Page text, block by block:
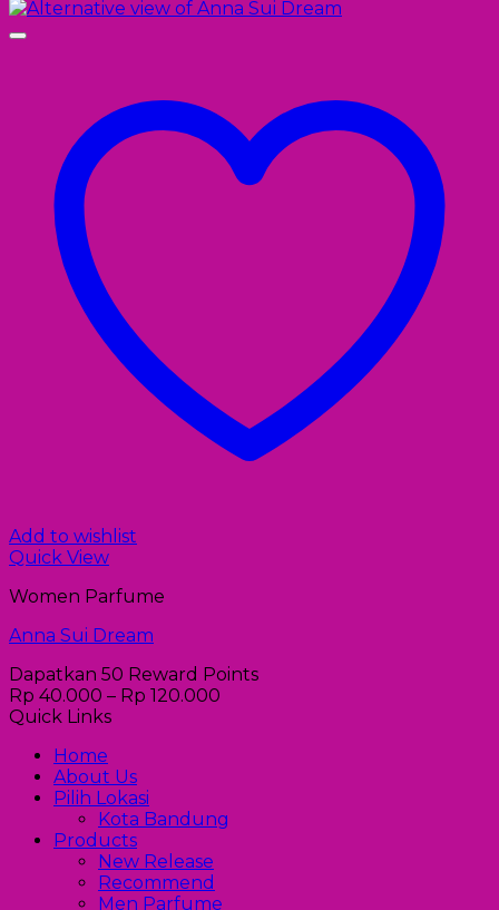
Add to wishlist
Quick View
Women Parfume
Anna Sui Dream
Dapatkan 50 Reward Points
Rp 40.000 – Rp 120.000
Quick Links
Home
About Us
Pilih Lokasi
Kota Bandung
Products
New Release
Recommend
Men Parfume